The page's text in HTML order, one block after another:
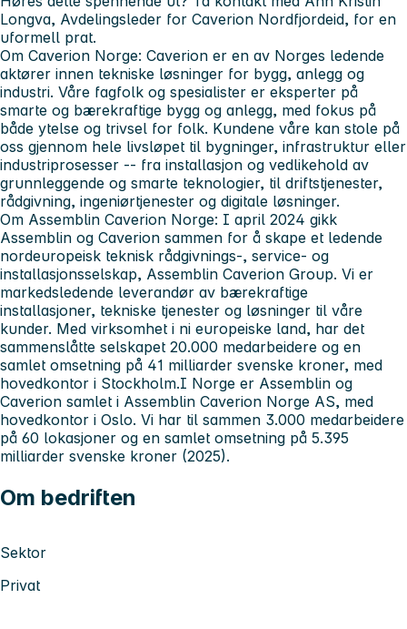
Longva, Avdelingsleder for Caverion Nordfjordeid, for en
uformell prat.
Om Caverion Norge: Caverion er en av Norges ledende
aktører innen tekniske løsninger for bygg, anlegg og
industri. Våre fagfolk og spesialister er eksperter på
smarte og bærekraftige bygg og anlegg, med fokus på
både ytelse og trivsel for folk. Kundene våre kan stole på
oss gjennom hele livsløpet til bygninger, infrastruktur eller
industriprosesser -- fra installasjon og vedlikehold av
grunnleggende og smarte teknologier, til driftstjenester,
rådgivning, ingeniørtjenester og digitale løsninger.
Om Assemblin Caverion Norge: I april 2024 gikk
Assemblin og Caverion sammen for å skape et ledende
nordeuropeisk teknisk rådgivnings-, service- og
installasjonsselskap, Assemblin Caverion Group. Vi er
markedsledende leverandør av bærekraftige
installasjoner, tekniske tjenester og løsninger til våre
kunder. Med virksomhet i ni europeiske land, har det
sammenslåtte selskapet 20.000 medarbeidere og en
samlet omsetning på 41 milliarder svenske kroner, med
hovedkontor i Stockholm.I Norge er Assemblin og
Caverion samlet i Assemblin Caverion Norge AS, med
hovedkontor i Oslo. Vi har til sammen 3.000 medarbeidere
på 60 lokasjoner og en samlet omsetning på 5.395
milliarder svenske kroner (2025).
Om bedriften
Sektor
Privat